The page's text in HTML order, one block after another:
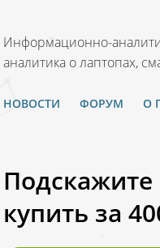
Информационно-
аналитика о лаптопах,
НОВОСТИ ФОРУМ О
Подскажите
купить за